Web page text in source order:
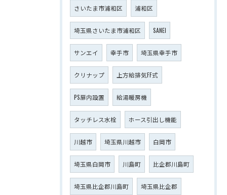
さいたま市浦和区 浦和区
埼玉県さいたま市浦和区 SANEI
サンエイ 幸手市 埼玉県幸手市
クリナップ 上方給排気FF式
PS扉内設置 給湯暖房機
タッチレス水栓 ホース引出し機能
川越市 埼玉県川越市 白岡市
埼玉県白岡市 川島町 比企郡川島町
埼玉県比企郡川島町 埼玉県比企郡